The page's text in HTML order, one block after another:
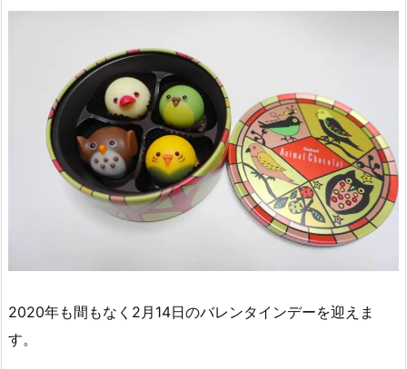
2020年も間もなく2月14日のバレンタインデーを迎えま
す。